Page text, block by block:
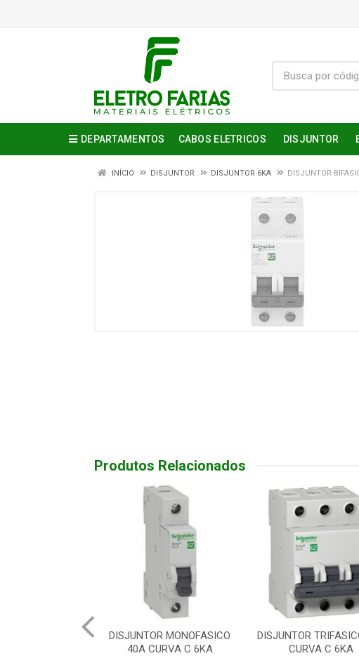
DEPARTAMENTOS CABOS ELETRICOS DISJUNTOR
INÍCIO DISJUNTOR DISJUNTOR 6KA DISJUNTOR
Produtos Relacionados
DISJUNTOR MONOFASICO
40A CURVA C 6KA
DISJUNTOR
CURVA C 6KA